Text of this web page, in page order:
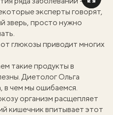
эксперты говорят,
зверь, просто нужно
.
глюкозы приводит многих
такие продукты в
ДиетологОльга
в чем мы ошибаемся.
организм расщепляет
кишечник впитывает этот